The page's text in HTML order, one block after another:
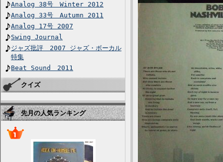
Analog 38号 Winter 2012
Analog 33号 Autumn 2011
Analog 17号 2007
Swing Journal
ジャズ批評 2007 ジャズ・ボーカル
特集
Beat Sound 2011
クイズ
先月の人気ランキング